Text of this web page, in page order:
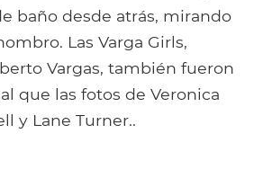
baño desde atrás, mirando
Las Varga Girls,
Vargas, también fueron
que las fotos de Veronica
y Lane Turner..